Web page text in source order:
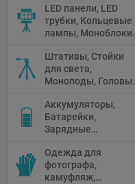
LED панели, LED
трубки, Кольцевые
лампы, Моноблоки,
Флуоресцентное и
галогенное
освещение
Штативы, Стойки
для света,
Моноподы, Головы
Аккумуляторы,
Батарейки,
Зарядные
питания, Солнечные
панели
Одежда для
фотографа,
камуфляж,